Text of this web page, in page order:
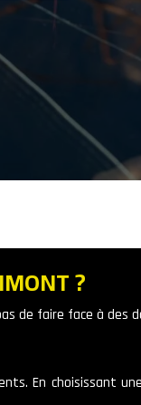
?
de faire face à des
En choisissant